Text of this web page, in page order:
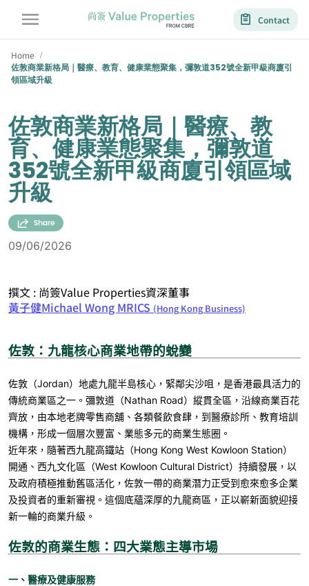
Contact
Home /
佐敦商業新格局｜醫療、教育、健康業態聚集，彌敦道352號全新甲級商廈引
領區域升級
佐敦商業新格局｜醫療、教
育、健康業態聚集，彌敦道
352號全新甲級商廈引領區域
升級
09/06/2026
撰文 : 尚簽Value Properties資深董事
黃子健Michael Wong MRICS (Hong Kong Business)
佐敦：九龍核心商業地帶的蛻變
佐敦（Jordan）地處九龍半島核心，緊鄰尖沙咀，是香港最具活力的
傳統商業區之一。彌敦道（Nathan Road）縱貫全區，沿線商業百花
齊放，由本地老牌零售商舖、各類餐飲食肆，到醫療診所、教育培訓
機構，形成一個層次豐富、業態多元的商業生態圈。
近年來，隨著西九龍高鐵站（Hong Kong West Kowloon Station）
開通、西九文化區（West Kowloon Cultural District）持續發展，以
及政府積極推動舊區活化，佐敦一帶的商業潛力正受到愈來愈多企業
及投資者的重新審視。這個底蘊深厚的九龍商區，正以嶄新面貌迎接
新一輪的商業升級。
佐敦的商業生態：四大業態主導市場
一、醫療及健康服務